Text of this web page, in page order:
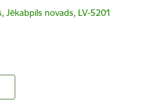
Jēkabpils novads, LV-5201